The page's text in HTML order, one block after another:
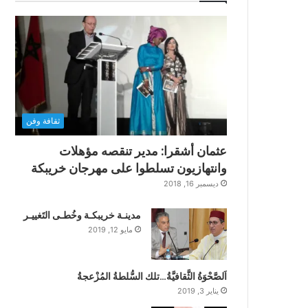
ثقافة وفن
عثمان أشقرا: مدير تنقصه مؤهلات
وانتهازيون تسلطوا على مهرجان خريبكة
ديسمبر 16, 2018
مدينـة خريبكـة وخُطـى التَغييـر
مايو 12, 2019
اَلصَّحْوَةُ الثَّقافيَّةُ…تلك السُّلطةُ المُزْعجةُ
يناير 3, 2019